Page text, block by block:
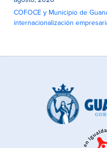
COFOCE y Municipio de
internacionalización